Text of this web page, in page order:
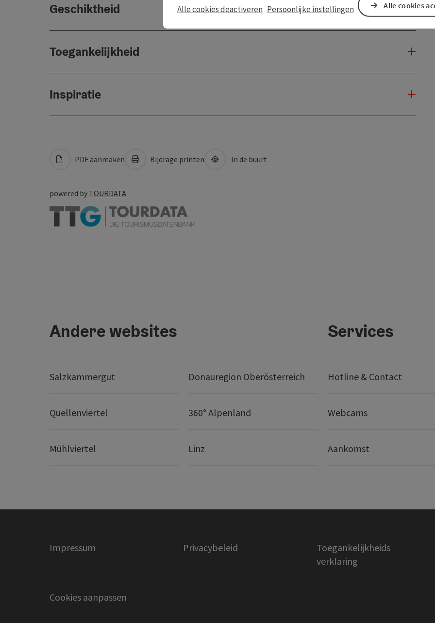
Geschiktheid
Toegankelijkheid
Inspiratie
PDF aanmaken Bijdrage printen In de buurt
powered by TOURDATA
Andere websites
Salzkammergut Donauregion Oberösterreich
Quellenviertel 360° Alpenland
Mühlviertel Linz
Services
Hotline & Contact
Webcams
Aankomst
Impressum Privacybeleid
Toegankelijkheids
verklaring
Cookies aanpassen
Alle cookies deactiveren Persoonlijke instellingen Alle cookies